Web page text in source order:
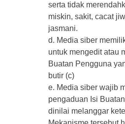
serta tidak
miskin, sakit, cacat
jasmani.
d. Media siber
untuk mengedit atau
Buatan Pengguna
butir (c)
e. Media siber wajib
pengaduan Isi
dinilai melanggar